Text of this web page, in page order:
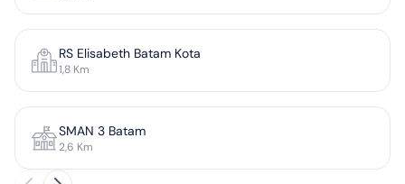
RS Elisabeth Batam Kota
1,8 Km
SMAN 3 Batam
2,6 Km